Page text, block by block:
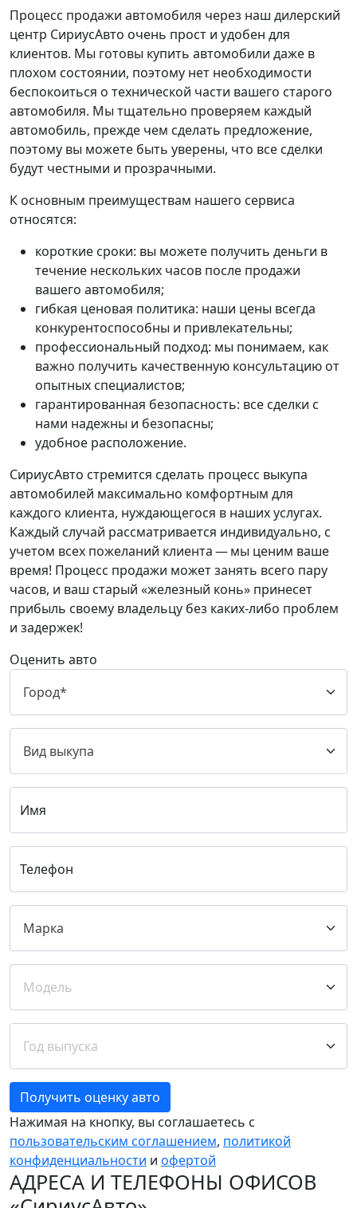
Процесс продажи автомобиля через наш дилерский
центр СириусАвто очень прост и удобен для
клиентов. Мы готовы купить автомобили даже в
плохом состоянии, поэтому нет необходимости
беспокоиться о технической части вашего старого
автомобиля. Мы тщательно проверяем каждый
автомобиль, прежде чем сделать предложение,
поэтому вы можете быть уверены, что все сделки
будут честными и прозрачными.
К основным преимуществам нашего сервиса
относятся:
короткие сроки: вы можете получить деньги в
течение нескольких часов после продажи
вашего автомобиля;
гибкая ценовая политика: наши цены всегда
конкурентоспособны и привлекательны;
профессиональный подход: мы понимаем, как
важно получить качественную консультацию от
опытных специалистов;
гарантированная безопасность: все сделки с
нами надежны и безопасны;
удобное расположение.
СириусАвто стремится сделать процесс выкупа
автомобилей максимально комфортным для
каждого клиента, нуждающегося в наших услугах.
Каждый случай рассматривается индивидуально, с
учетом всех пожеланий клиента — мы ценим ваше
время! Процесс продажи может занять всего пару
часов, и ваш старый «железный конь» принесет
прибыль своему владельцу без каких-либо проблем
и задержек!
Оценить авто
Имя
Телефон
Получить оценку авто
Нажимая на кнопку, вы соглашаетесь с
пользовательским соглашением, политикой
конфиденциальности и офертой
АДРЕСА И ТЕЛЕФОНЫ ОФИСОВ